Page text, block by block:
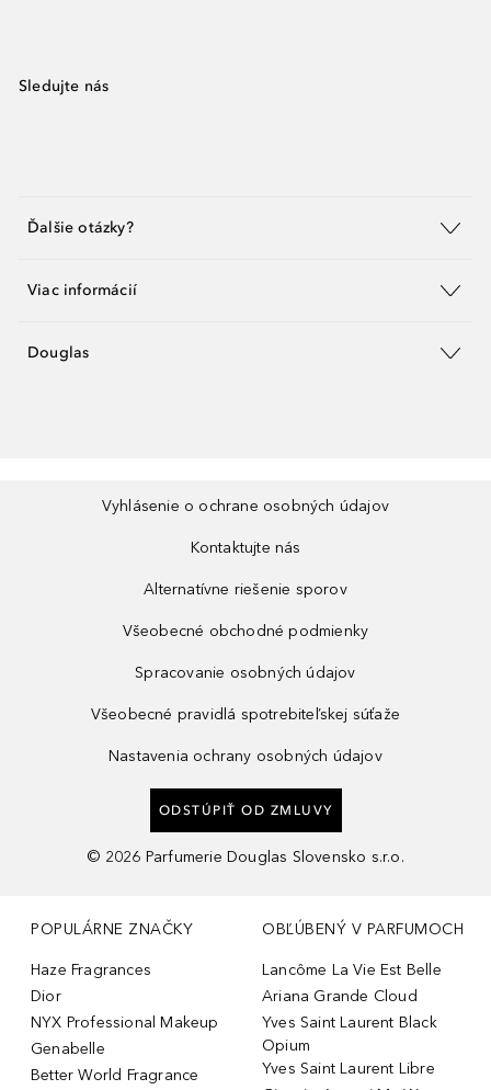
Sledujte nás
Ďalšie otázky?
Viac informácií
Douglas
Vyhlásenie o ochrane osobných údajov
Kontaktujte nás
Alternatívne riešenie sporov
Všeobecné obchodné podmienky
Spracovanie osobných údajov
Všeobecné pravidlá spotrebiteľskej súťaže
Nastavenia ochrany osobných údajov
ODSTÚPIŤ OD ZMLUVY
© 2026 Parfumerie Douglas Slovensko s.r.o.
POPULÁRNE ZNAČKY
Haze Fragrances
Dior
NYX Professional Makeup
Genabelle
Better World Fragrance
OBĽÚBENÝ V PARFUMOCH
Lancôme La Vie Est Belle
Ariana Grande Cloud
Yves Saint Laurent Black
Opium
Yves Saint Laurent Libre